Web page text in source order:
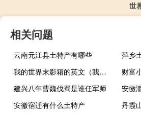
世
相关问题
云南元江县土特产有哪些
萍乡
我的世界末影箱的英文（我的世界末影箱）
财富
建兴八年曹魏伐蜀是谁任军师
安徽
安徽宿迁有什么土特产
丹霞